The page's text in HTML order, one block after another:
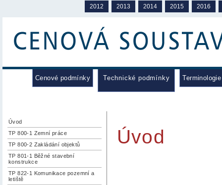
2012 2013 2014 2015 2016
Cenové podmínky Technické podmínky Terminologie
Úvod
TP 800-1 Zemní práce
TP 800-2 Zakládání objektů
TP 801-1 Běžné stavební
konstrukce
TP 822-1 Komunikace pozemní a
letiště
Úvod